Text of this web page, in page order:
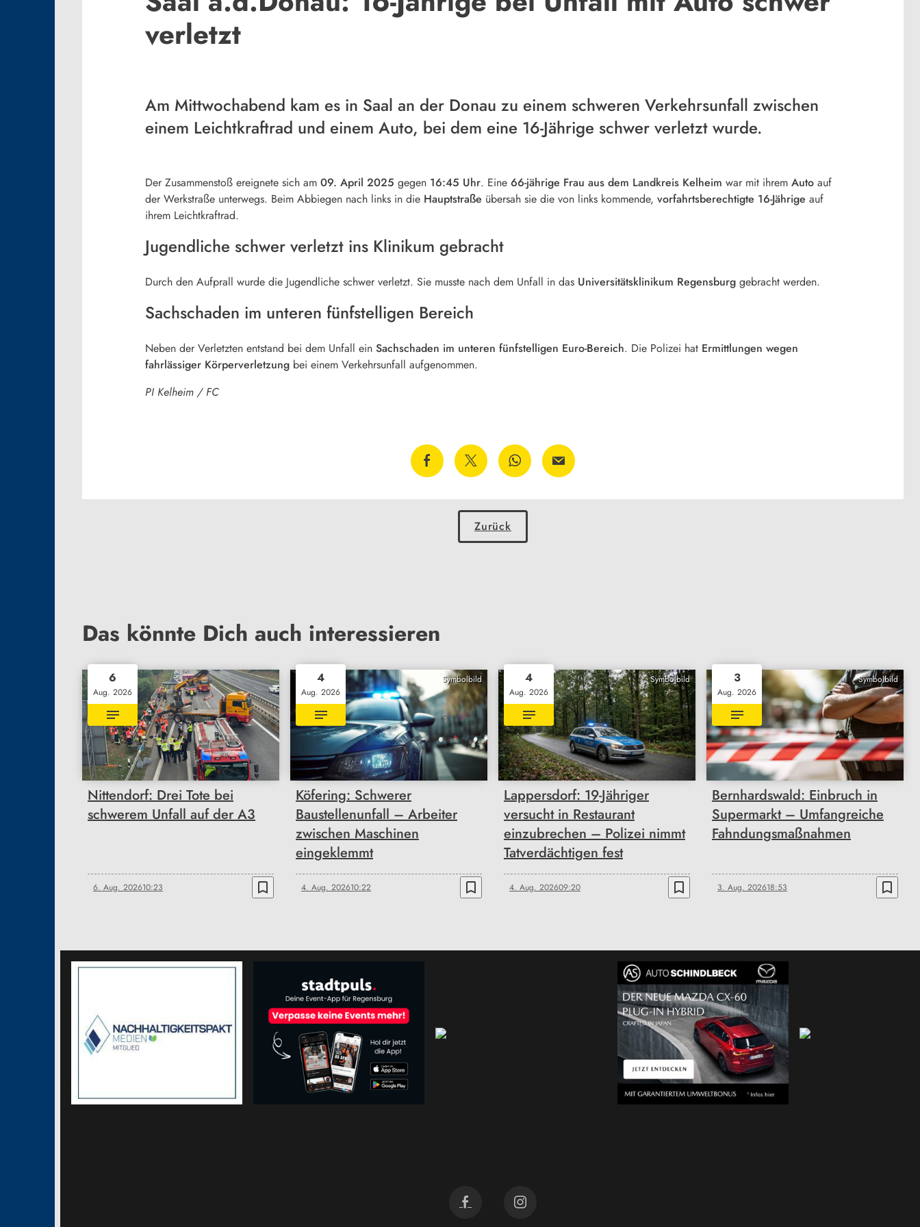
verletzt
Am Mittwochabend kam es in Saal an der Donau zu einem schweren Verkehrsunfall zwischen
einem Leichtkraftrad und einem Auto, bei dem eine 16-Jährige schwer verletzt wurde.
Der Zusammenstoß ereignete sich am 09. April 2025 gegen 16:45 Uhr. Eine 66-jährige Frau aus dem Landkreis Kelheim war mit ihrem Auto auf
der Werkstraße unterwegs. Beim Abbiegen nach links in die Hauptstraße übersah sie die von links kommende, vorfahrtsberechtigte 16-Jährige auf
ihrem Leichtkraftrad.
Jugendliche schwer verletzt ins Klinikum gebracht
Durch den Aufprall wurde die Jugendliche schwer verletzt. Sie musste nach dem Unfall in das Universitätsklinikum Regensburg gebracht werden.
Sachschaden im unteren fünfstelligen Bereich
Neben der Verletzten entstand bei dem Unfall ein Sachschaden im unteren fünfstelligen Euro-Bereich. Die Polizei hat Ermittlungen wegen
fahrlässiger Körperverletzung bei einem Verkehrsunfall aufgenommen.
PI Kelheim / FC
Zurück
Das könnte Dich auch interessieren
6
Aug. 2026
Nittendorf: Drei Tote bei
schwerem Unfall auf der A3
6. Aug. 202610:23 bookmark_border
Symbolbild
4
Aug. 2026
Köfering: Schwerer
Baustellenunfall – Arbeiter
zwischen Maschinen
eingeklemmt
4. Aug. 202610:22 bookmark_border
Symbolbild
4
Aug. 2026
Lappersdorf: 19-Jähriger
versucht in Restaurant
einzubrechen – Polizei nimmt
Tatverdächtigen fest
4. Aug. 202609:20 bookmark_border
Symbolbild
3
Aug. 2026
Bernhardswald: Einbruch in
Supermarkt – Umfangreiche
Fahndungsmaßnahmen
3. Aug. 202618:53 bookmark_border